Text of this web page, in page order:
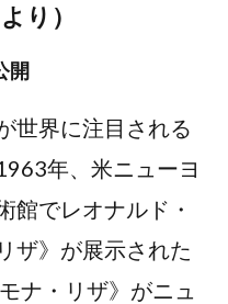
り）
開
世界に注目される
年、米ニューヨ
館でレオナルド・
ザ》が展示された
ナ・リザ》がニュ